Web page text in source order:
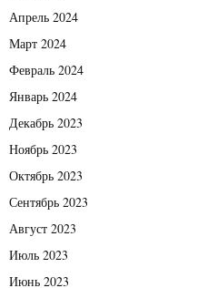
Апрель 2024
Март 2024
Февраль 2024
Январь 2024
Декабрь 2023
Ноябрь 2023
Октябрь 2023
Сентябрь 2023
Август 2023
Июль 2023
Июнь 2023